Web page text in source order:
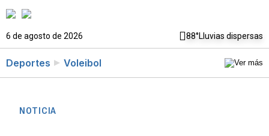
6 de agosto de 2026 88°Lluvias dispersas
Deportes Voleibol
NOTICIA